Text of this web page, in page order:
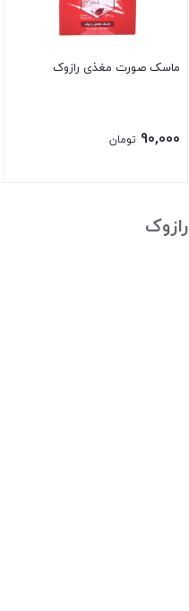
ماسک صورت مغذی رازوک
90,000 تومان
رازوک